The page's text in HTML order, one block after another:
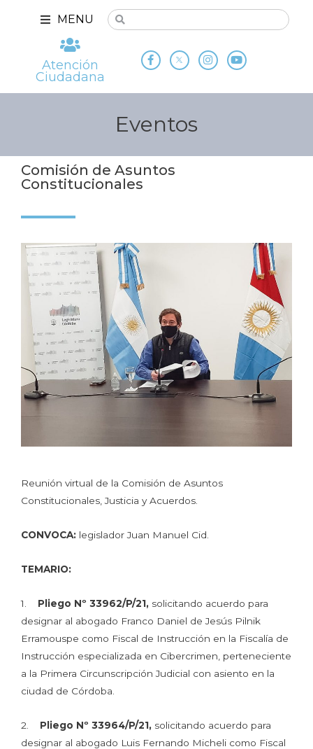
MENU
Atención
Ciudadana
Eventos
Comisión de Asuntos
Constitucionales
Reunión virtual de la Comisión de Asuntos
Constitucionales, Justicia y Acuerdos.
CONVOCA: legislador Juan Manuel Cid.
TEMARIO:
1. Pliego Nº 33962/P/21, solicitando acuerdo para
designar al abogado Franco Daniel de Jesús Pilnik
Erramouspe como Fiscal de Instrucción en la Fiscalía de
Instrucción especializada en Cibercrimen, perteneciente
a la Primera Circunscripción Judicial con asiento en la
ciudad de Córdoba.
2. Pliego Nº 33964/P/21, solicitando acuerdo para
designar al abogado Luis Fernando Micheli como Fiscal